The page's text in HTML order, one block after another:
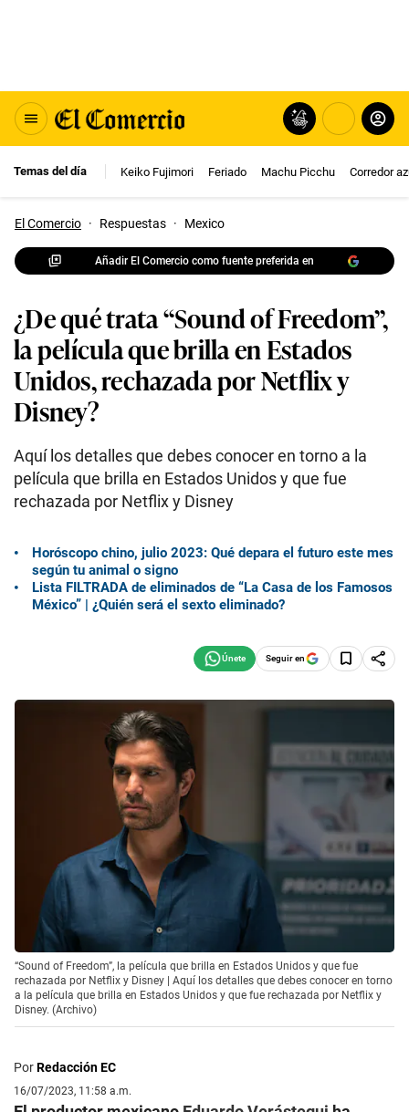
Temas del día Keiko Fujimori Feriado Machu Picchu Corredor
El Comercio · Respuestas · Mexico
Añadir El Comercio como fuente preferida en
¿De qué trata “Sound of Freedom”,
la película que brilla en Estados
Unidos, rechazada por Netflix y
Disney?
Aquí los detalles que debes conocer en torno a la
película que brilla en Estados Unidos y que fue
rechazada por Netflix y Disney
Horóscopo chino, julio 2023: Qué depara el futuro este mes
según tu animal o signo
Lista FILTRADA de eliminados de “La Casa de los Famosos
México” | ¿Quién será el sexto eliminado?
Seguir en
“Sound of Freedom”, la película que brilla en Estados Unidos y que fue
rechazada por Netflix y Disney | Aquí los detalles que debes conocer en torno
a la película que brilla en Estados Unidos y que fue rechazada por Netflix y
Disney. (Archivo)
PorRedacción EC
16/07/2023, 11:58 a.m.